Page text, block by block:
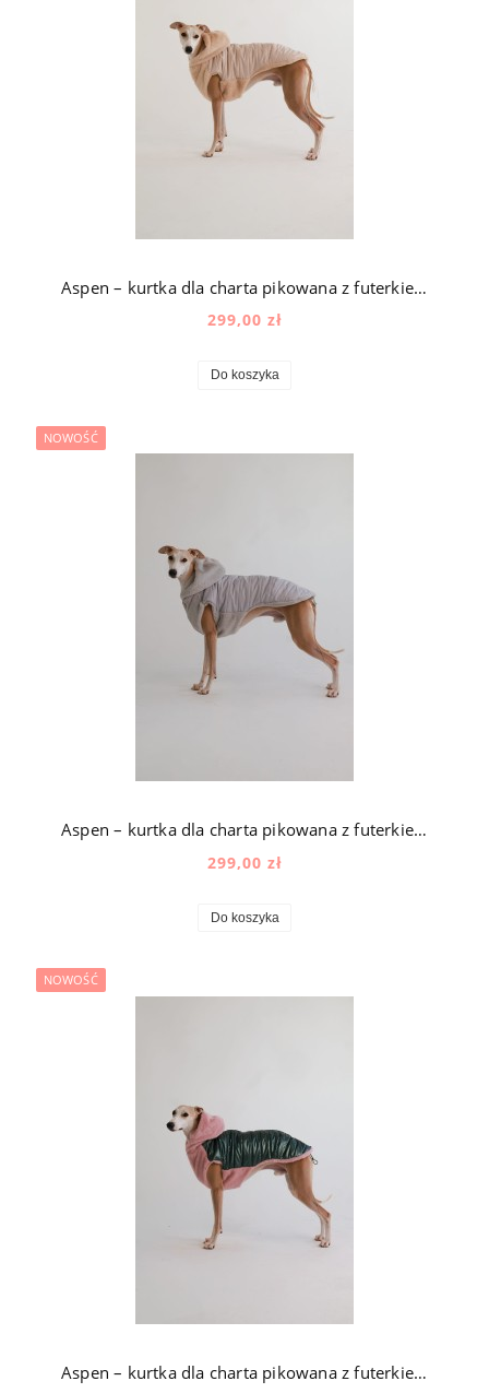
Aspen – kurtka dla charta pikowana z futerkiem z kapturem w kolorze beżowym
299,00 zł
Do koszyka
Aspen – kurtka dla charta pikowana z futerkiem z kapturem w kolorze szarym
299,00 zł
Do koszyka
NOWOŚĆ
Aspen – kurtka dla charta pikowana z futerkiem z kapturem w kolorze zielono-różowym
NOWOŚĆ